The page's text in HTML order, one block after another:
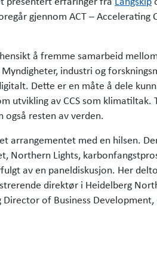
gjennom ACT – Accelerating
å fremme samarbeid
industri og
Dette er en måte å dele
utvikling av CCS som klimatiltak.
også resten av verden.
arrangementet med en hilsen.
Northern Lights,
av en paneldiskusjon. Her
direktør i Heidelberg
Director of Business